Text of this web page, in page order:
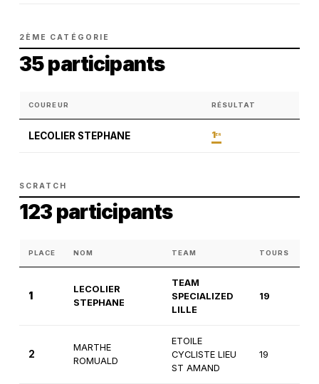
2ÈME CATÉGORIE
35 participants
COUREUR RÉSULTAT
LECOLIER STEPHANE 1ER
SCRATCH
123 participants
PLACE NOM TEAM TOURS
1
LECOLIER
STEPHANE
TEAM
SPECIALIZED
LILLE
19
2
MARTHE
ROMUALD
ETOILE
CYCLISTE LIEU
ST AMAND
19